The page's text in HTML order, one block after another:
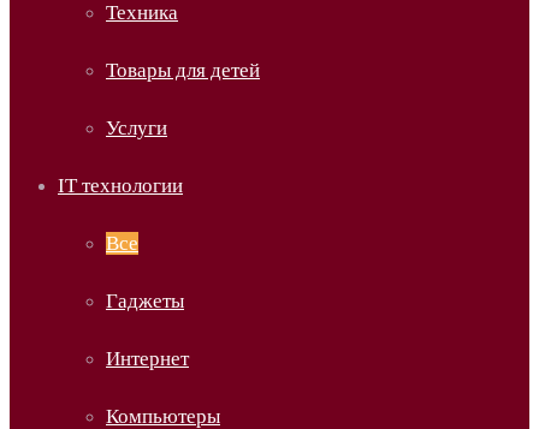
Техника
Товары для детей
Услуги
IT технологии
Все
Гаджеты
Интернет
Компьютеры